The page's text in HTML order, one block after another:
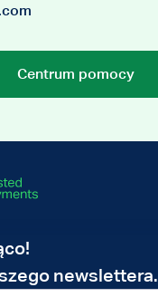
Centrum pomocy
newslettera.